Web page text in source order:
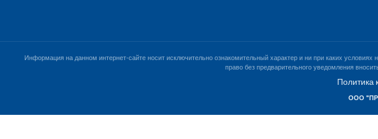
Информация на данном интернет-сайте носит исключительно ознакомительный характер и ни при каких
право без предварительного уведомления
Политика
ООО